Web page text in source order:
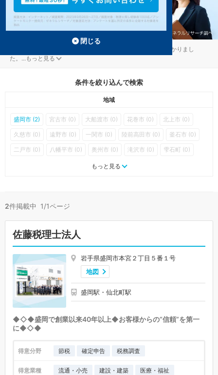
アミューズメント・レジャーが得意な岩手の事務所が2件見つかりまし
た。 ...もっと見る
条件を絞り込んで検索
地域
盛岡市 (2) 宮古市 (0) 大船渡市 (0) 花巻市 (0) 北上市 (0)
久慈市 (0) 遠野市 (0) 一関市 (0) 陸前高田市 (0) 釜石市 (0)
二戸市 (0) 八幡平市 (0) 奥州市 (0) 滝沢市 (0) 雫石町 (0)
紫波町 (0) 矢巾町 (0)
九戸村 (0) 洋野町 (0)
もっと見る
2件掲載中 1/1ページ
佐藤税理士法人
岩手県盛岡市本宮２丁目５番１号
地図
盛岡駅・仙北町駅
◆◇◆盛岡で創業以来40年以上◆お客様からの“信頼”を第一
に◆◇◆
得意分野 節税 確定申告 税務調査
得意業種 流通・小売 建設・建築 医療・福祉
閉じる